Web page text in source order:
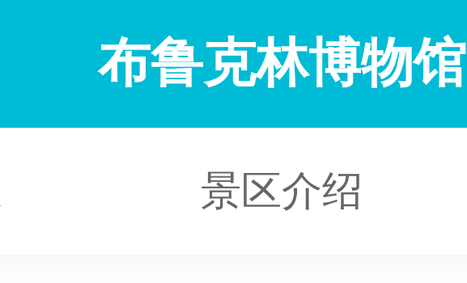
布鲁克林博物馆
景区介绍